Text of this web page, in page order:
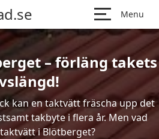
Menu
– förläng takets
kan en taktvätt fräscha upp det
takbyte i flera år. Men vad
i Blötberget?